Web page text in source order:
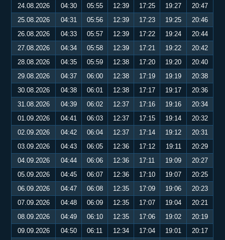
24.08.2026
04:30 05:55 12:39 17:25 19:27
20:47
25.08.2026
04:31 05:56 12:39 17:23 19:25
20:46
26.08.2026
04:33 05:57 12:39 17:22 19:24
20:44
27.08.2026
04:34 05:58 12:39 17:21 19:22
20:42
28.08.2026
04:35 05:59 12:38 17:20 19:20
20:40
29.08.2026
04:37 06:00 12:38 17:19 19:19
20:38
30.08.2026
04:38 06:01 12:38 17:17 19:17
20:36
31.08.2026
04:39 06:02 12:37 17:16 19:16
20:34
01.09.2026
04:41 06:03 12:37 17:15 19:14
20:32
02.09.2026
04:42 06:04 12:37 17:14 19:12
20:31
03.09.2026
04:43 06:05 12:36 17:12 19:11
20:29
04.09.2026
04:44 06:06 12:36 17:11 19:09
20:27
05.09.2026
04:45 06:07 12:36 17:10 19:07
20:25
06.09.2026
04:47 06:08 12:35 17:09 19:06
20:23
07.09.2026
04:48 06:09 12:35 17:07 19:04
20:21
08.09.2026
04:49 06:10 12:35 17:06 19:02
20:19
09.09.2026
04:50 06:11 12:34 17:04 19:01
20:17